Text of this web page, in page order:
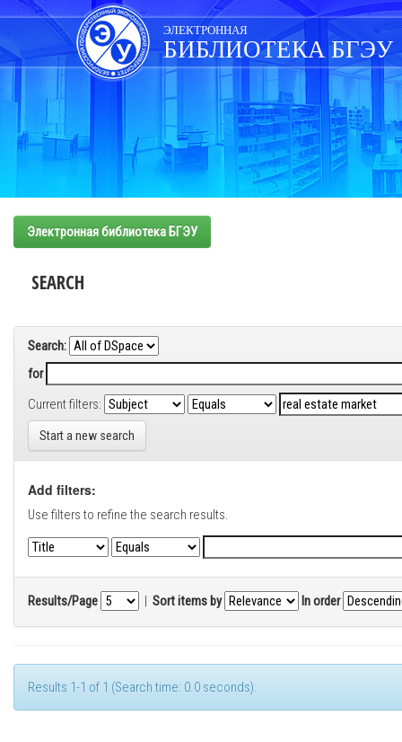
Skip
navigation
ЭЛЕКТРОННАЯ
БИБЛИОТЕКА БГЭУ
Электронная библиотека БГЭУ
SEARCH
Search:
for
Current filters:
Start a new search
Add filters:
Use filters to refine the search results.
Results/Page | Sort items by In order
Results 1-1 of 1 (Search time: 0.0 seconds).